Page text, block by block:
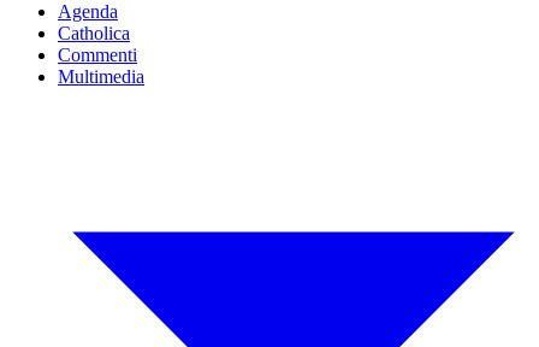
Agenda
Catholica
Commenti
Multimedia